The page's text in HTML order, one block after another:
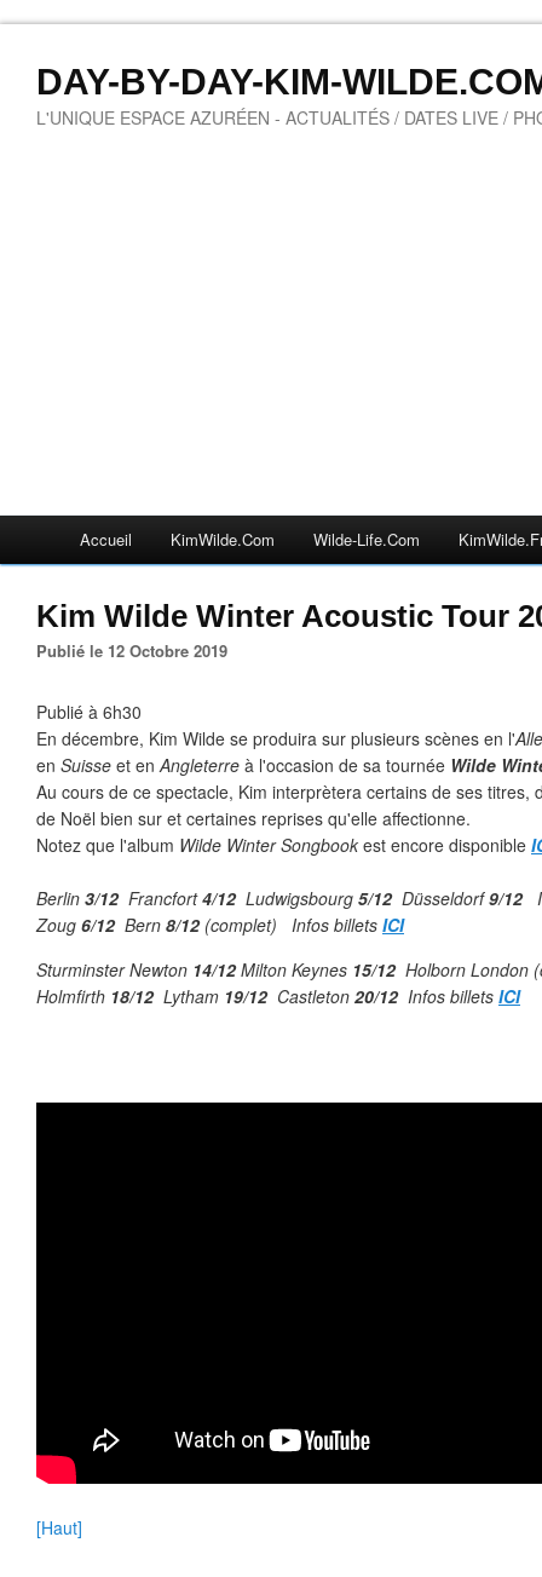
DAY-BY-DAY-KIM-
L'UNIQUE ESPACE AZURÉEN - ACTUALITÉS / DATES LIVE /
Accueil KimWilde.com Wilde-Life.com
Kim Wilde Winter Acoustic Tour
Publié le 12 Octobre 2019
Publié à 6h30
En décembre, Kim Wilde se produira sur plusieurs scènes en l'
en Suisse et enAngleterre à l'occasion de sa tournée Wilde
Au cours de ce spectacle, Kim interprètera certains de ses titres,
de Noël bien sur et certaines reprises qu'elle affectionne.
Notez que l'album Wilde Winter Songbook est encore disponible
Berlin 3/12Francfort4/12Ludwigsbourg 5/12Düsseldorf9/12
Zoug 6/12Bern 8/12(complet) Infos billets ICI
Sturminster Newton 14/12 Milton Keynes 15/12Holborn London
Holmfirth 18/12Lytham 19/12Castleton 20/12 Infos billets ICI
[Haut]